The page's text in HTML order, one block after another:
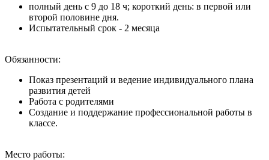
полный день с 9 до 18 ч; короткий день: в первой или
второй половине дня.
Испытательный срок - 2 месяца
Обязанности:
Показ презентаций и ведение индивидуального плана
развития детей
Работа с родителями
Создание и поддержание профессиональной работы в
классе.
Место работы: